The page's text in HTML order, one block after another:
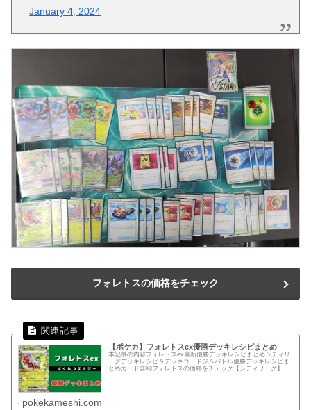
January 4, 2024
フォレトスの価格をチェック
【ポケカ】フォレトスex優勝デッキレシピまとめ
本記事の内容フォレトスex最新優勝デッキレシピまとめシティリ
ーグデッキレシピ＆デッキコードジムバトル優勝デッキレシピま
とめカード詳細フォレトスの価格をチェック【シティリーグ】優
pokekameshi.com